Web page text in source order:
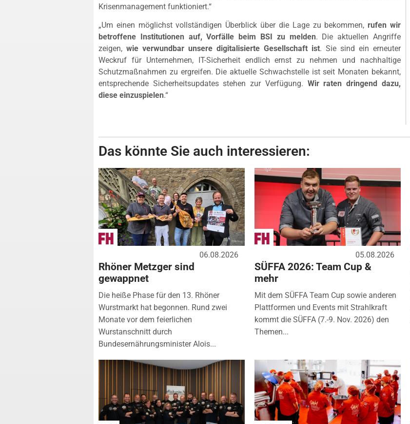
Krisenmanagement funktioniert.“
„Um einen möglichst vollständigen Überblick über die Lage zu bekommen, rufen wir
betroffene Institutionen auf, Vorfälle beim BSI zu melden. Die aktuellen Angriffe
zeigen, wie verwundbar unsere digitalisierte Gesellschaft ist. Sie sind ein erneuter
Weckruf für Unternehmen, IT-Sicherheit endlich ernst zu nehmen und nachhaltige
Schutzmaßnahmen zu ergreifen. Die aktuelle Schwachstelle ist seit Monaten bekannt,
entsprechende Sicherheitsupdates stehen zur Verfügung. Wir raten dringend dazu,
diese einzuspielen.“
Das könnte Sie auch interessieren:
06.08.2026
Rhöner Metzger sind
gewappnet
Die heiße Phase für den 13. Rhöner
Wurstmarkt hat begonnen. Rund zwei
Monate vor dem feierlichen
Wurstanschnitt durch
Bundesernährungsminister Alois...
05.08.2026
SÜFFA 2026: Team Cup &
mehr
Mit dem SÜFFA Team Cup sowie anderen
Plattformen und Events mit Strahlkraft
kommt die SÜFFA (7.-9. Nov. 2026) den
Themen...